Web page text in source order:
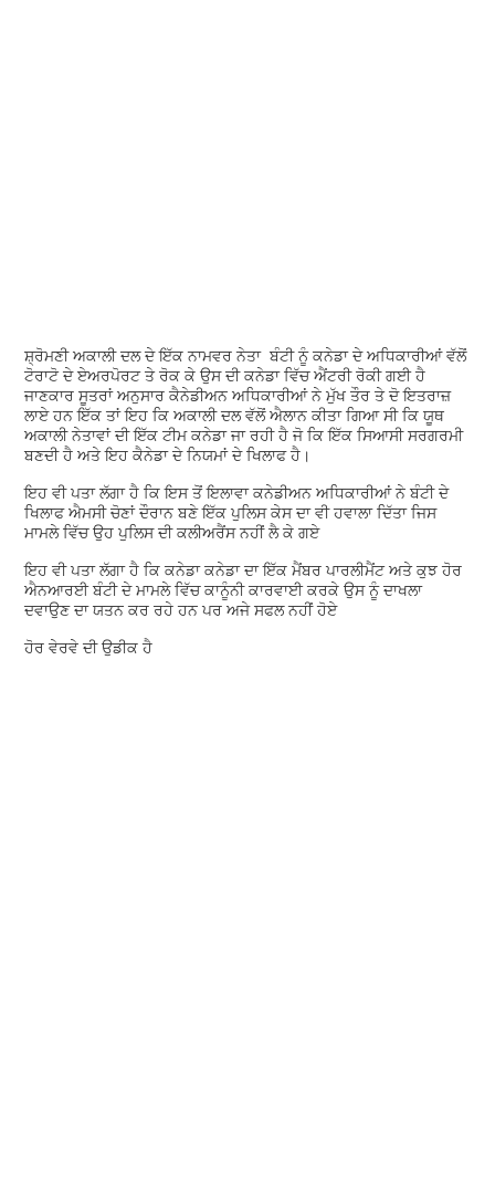
ਸ਼੍ਰੋਮਣੀ ਅਕਾਲੀ ਦਲ ਦੇ ਇੱਕ ਨਾਮਵਰ ਨੇਤਾ ਬੰਟੀ ਨੂੰ ਕਨੇਡਾ ਦੇ ਅਧਿਕਾਰੀਆਂ ਵੱਲੋਂ
ਟੋਰਾਟੋ ਦੇ ਏਅਰਪੋਰਟ ਤੇ ਰੋਕ ਕੇ ਉਸ ਦੀ ਕਨੇਡਾ ਵਿੱਚ ਐਂਟਰੀ ਰੋਕੀ ਗਈ ਹੈ
ਜਾਣਕਾਰ ਸੂਤਰਾਂ ਅਨੁਸਾਰ ਕੈਨੇਡੀਅਨ ਅਧਿਕਾਰੀਆਂ ਨੇ ਮੁੱਖ ਤੌਰ ਤੇ ਦੋ ਇਤਰਾਜ਼
ਲਾਏ ਹਨ ਇੱਕ ਤਾਂ ਇਹ ਕਿ ਅਕਾਲੀ ਦਲ ਵੱਲੋਂ ਐਲਾਨ ਕੀਤਾ ਗਿਆ ਸੀ ਕਿ ਯੂਥ
ਅਕਾਲੀ ਨੇਤਾਵਾਂ ਦੀ ਇੱਕ ਟੀਮ ਕਨੇਡਾ ਜਾ ਰਹੀ ਹੈ ਜੋ ਕਿ ਇੱਕ ਸਿਆਸੀ ਸਰਗਰਮੀ
ਬਣਦੀ ਹੈ ਅਤੇ ਇਹ ਕੈਨੇਡਾ ਦੇ ਨਿਯਮਾਂ ਦੇ ਖਿਲਾਫ ਹੈ।
ਇਹ ਵੀ ਪਤਾ ਲੱਗਾ ਹੈ ਕਿ ਇਸ ਤੋਂ ਇਲਾਵਾ ਕਨੇਡੀਅਨ ਅਧਿਕਾਰੀਆਂ ਨੇ ਬੰਟੀ ਦੇ
ਖਿਲਾਫ ਐਮਸੀ ਚੋਣਾਂ ਦੌਰਾਨ ਬਣੇ ਇੱਕ ਪੁਲਿਸ ਕੇਸ ਦਾ ਵੀ ਹਵਾਲਾ ਦਿੱਤਾ ਜਿਸ
ਮਾਮਲੇ ਵਿੱਚ ਉਹ ਪੁਲਿਸ ਦੀ ਕਲੀਅਰੈਂਸ ਨਹੀਂ ਲੈ ਕੇ ਗਏ
ਇਹ ਵੀ ਪਤਾ ਲੱਗਾ ਹੈ ਕਿ ਕਨੇਡਾ ਕਨੇਡਾ ਦਾ ਇੱਕ ਮੈਂਬਰ ਪਾਰਲੀਮੈਂਟ ਅਤੇ ਕੁਝ ਹੋਰ
ਐਨਆਰਈ ਬੰਟੀ ਦੇ ਮਾਮਲੇ ਵਿੱਚ ਕਾਨੂੰਨੀ ਕਾਰਵਾਈ ਕਰਕੇ ਉਸ ਨੂੰ ਦਾਖਲਾ
ਦਵਾਉਣ ਦਾ ਯਤਨ ਕਰ ਰਹੇ ਹਨ ਪਰ ਅਜੇ ਸਫਲ ਨਹੀਂ ਹੋਏ
ਹੋਰ ਵੇਰਵੇ ਦੀ ਉਡੀਕ ਹੈ